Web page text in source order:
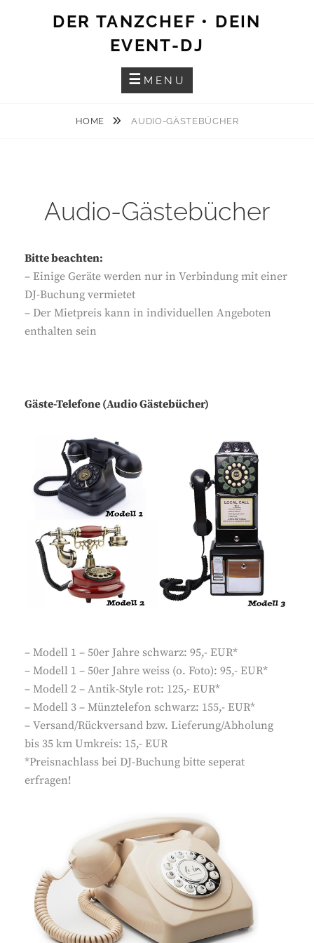
DER TANZCHEF • DEIN
EVENT-DJ
MENU
HOME AUDIO-GÄSTEBÜCHER
Audio-Gästebücher
Bitte beachten:
– Einige Geräte werden nur in Verbindung mit einer
DJ-Buchung vermietet
– Der Mietpreis kann in individuellen Angeboten
enthalten sein
Gäste-Telefone (Audio Gästebücher)
– Modell 1 – 50er Jahre schwarz: 95,- EUR*
– Modell 1 – 50er Jahre weiss (o. Foto): 95,- EUR*
– Modell 2 – Antik-Style rot: 125,- EUR*
– Modell 3 – Münztelefon schwarz: 155,- EUR*
– Versand/Rückversand bzw. Lieferung/Abholung
bis 35 km Umkreis: 15,- EUR
*Preisnachlass bei DJ-Buchung bitte seperat
erfragen!